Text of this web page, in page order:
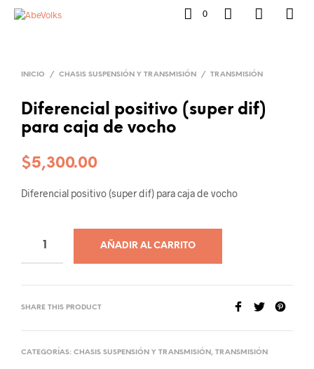
0
INICIO / CHASIS SUSPENSIÓN Y TRANSMISIÓN / TRANSMISIÓN
Diferencial positivo (super dif)
para caja de vocho
$5,300.00
Diferencial positivo (super dif) para caja de vocho
AÑADIR AL CARRITO
SHARE THIS PRODUCT
CATEGORÍAS: CHASIS SUSPENSIÓN Y TRANSMISIÓN , TRANSMISIÓN